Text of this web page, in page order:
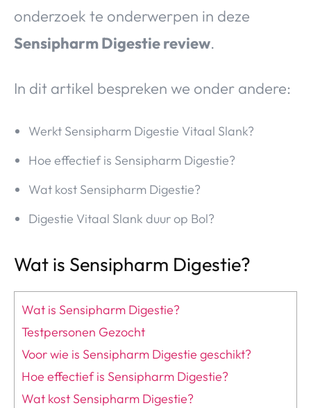
onderzoek te onderwerpen in deze
Sensipharm Digestie review.
In dit artikel bespreken we onder andere:
Werkt Sensipharm Digestie Vitaal Slank?
Hoe effectief is Sensipharm Digestie?
Wat kost Sensipharm Digestie?
Digestie Vitaal Slank duur op Bol?
Wat is Sensipharm Digestie?
Wat is Sensipharm Digestie?
Testpersonen Gezocht
Voor wie is Sensipharm Digestie geschikt?
Hoe effectief is Sensipharm Digestie?
Wat kost Sensipharm Digestie?